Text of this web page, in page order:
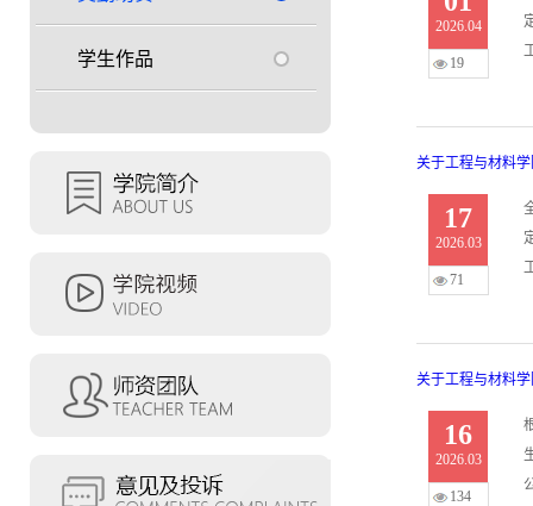
学生作品
2026.04
19
关于工程与材料
17
2026.03
71
关于工程与材料
16
2026.03
134